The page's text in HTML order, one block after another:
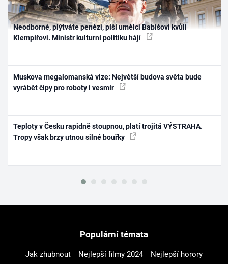
Neodborné, plýtváte penězi, píší umělci Babišovi kvůli
Klempířovi. Ministr kulturní politiku hájí
Muskova megalomanská vize: Největší budova světa bude
vyrábět čipy pro roboty i vesmír
Teploty v Česku rapidně stoupnou, platí trojitá VÝSTRAHA.
Tropy však brzy utnou silné bouřky
Populární témata
Jak zhubnout Nejlepší filmy 2024
Nejlepší horory